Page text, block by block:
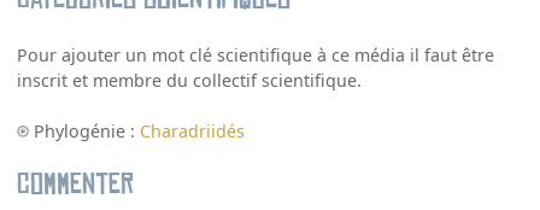
Pour ajouter un mot clé scientifique à ce média il faut être
inscrit et membre du collectif scientifique.
Phylogénie : Charadriidés
Commenter